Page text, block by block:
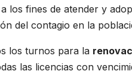
los fines de atender y
del contagio en la
los turnos para la
las licencias con